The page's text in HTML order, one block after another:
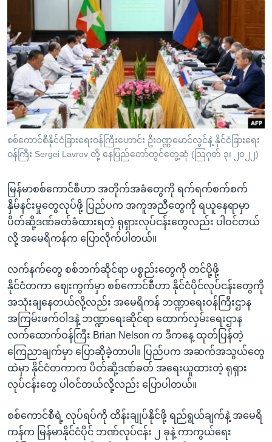
အ
ညွန်း
စာမျက်နှာ
သို့
ကျော်
ကြည့်
ရန်
ရှာဖွေ
သို့
ကျော်
ရန်
ရုပ်ရှင်ထဲက အင်္ဂလိပ်စာ
သုတပဒေသာ အင်္ဂလိပ်စာ
ရေဒီယို/တီဗွီအစီအစဉ်
Learning English
ဗွီအိုအေ လူမှုကွန်ယက်များ
ဘာသာစကားများ
စစ်ကောင်စီနိုင်ငံခြားရေးဝန်ကြီးဟောင်း ဦးဝဏ္ဏမောင်လွင်နဲ့ နိုင်ငံခြားရေး
ဝန်ကြီး Sergei Lavrov တို့ နေပြည်တော်တွင်တွေ့ဆုံ (သြဂုတ် ၃၊ ၂၀၂၂)
မြန်မာစစ်ကောင်စီဟာ အတိုက်အခံတွေကို ရက်ရက်စက်စက်
နှိမ်နင်းမှုတွေလုပ်ဖို့ ပြည်ပက အကူအညီတွေကို ရယူနေရာမှာ
ပိတ်ဆို့ဒဏ်ခတ်ခံထားရတဲ့ ရုရှားလုပ်ငန်းတွေလည်း ပါဝင်တယ်
လို့ အမေရိကန်က ပြောလိုက်ပါတယ်။
လက်နက်တွေ စစ်ဘက်ဆိုင်ရာ ပစ္စည်းတွေကို တင်ပို့ဖို့
နိုင်ငံတကာ ဈေးကွက်မှာ စစ်ကောင်စီဟာ နိုင်ငံပိုင်လုပ်ငန်းတွေကို
အသုံးချနေတယ်လို့လည်း အမေရိကန် ဘဏ္ဍာရေးဝန်ကြီးဌာန
အကြမ်းဖက်ဝါဒနဲ့ ဘဏ္ဍာရေးဆိုင်ရာ ထောက်လှမ်းရေးဌာန
လက်ထောက်ဝန်ကြီး Brian Nelson က ဒီကနေ့ ထုတ်ပြန်တဲ့
ကြေညာချက်မှာ ပြောဆိုခဲ့တာပါ။ ပြည်ပက အဆက်အသွယ်တွေ
ထဲမှာ နိုင်ငံတကာက ပိတ်ဆို့ဒဏ်ခတ် အရေးယူထားတဲ့ ရုရှား
လုပ်ငန်းတွေ ပါဝင်တယ်လို့လည်း ပြောပါတယ်။
စစ်ကောင်စီရဲ့ လုပ်ရပ်ကို ထိန်းချုပ်နိုင်ဖို့ ရည်ရွယ်ချက်နဲ့ အမေရိ
ကန်က မြန်မာနိုင်ငံပိုင် ဘဏ်လုပ်ငန်း ၂ ခုနဲ့ ကာကွယ်ရေး